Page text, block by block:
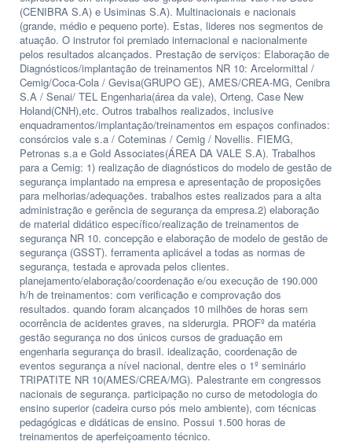
(CENIBRA S.A) e Usiminas S.A). Multinacionais e nacionais
(grande, médio e pequeno porte). Estas, lideres nos segmentos de
atuação. O instrutor foi premiado internacional e nacionalmente
pelos resultados alcançados. Prestação de serviços: Elaboração de
Diagnósticos/implantação de treinamentos NR 10: Arcelormittal /
Cemig/Coca-Cola / Gevisa(GRUPO GE), AMES/CREA-MG, Cenibra
S.A / Senai/ TEL Engenharia(área da vale), Orteng, Case New
Holand(CNH),etc. Outros trabalhos realizados, inclusive
enquadramentos/implantação/treinamentos em espaços confinados:
consórcios vale s.a / Coteminas / Cemig / Novellis. FIEMG,
Petronas s.a e Gold Associates(ÁREA DA VALE S.A). Trabalhos
para a Cemig: 1) realização de diagnósticos do modelo de gestão de
segurança implantado na empresa e apresentação de proposições
para melhorias/adequações. trabalhos estes realizados para a alta
administração e gerência de segurança da empresa.2) elaboração
de material didático específico/realização de treinamentos de
segurança NR 10. concepção e elaboração de modelo de gestão de
segurança (GSST). ferramenta aplicável a todas as normas de
segurança, testada e aprovada pelos clientes.
planejamento/elaboração/coordenação e/ou execução de 190.000
h/h de treinamentos: com verificação e comprovação dos
resultados. quando foram alcançados 10 milhões de horas sem
ocorrência de acidentes graves, na siderurgia. PROFº da matéria
gestão segurança no dos únicos cursos de graduação em
engenharia segurança do brasil. idealização, coordenação de
eventos segurança a nível nacional, dentre eles o 1º seminário
TRIPATITE NR 10(AMES/CREA/MG). Palestrante em congressos
nacionais de segurança. participação no curso de metodologia do
ensino superior (cadeira curso pós meio ambiente), com técnicas
pedagógicas e didáticas de ensino. Possui 1.500 horas de
treinamentos de aperfeiçoamento técnico.